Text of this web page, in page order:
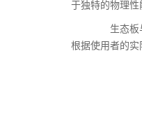
于独特的物理性
生态板与
根据使用者的实